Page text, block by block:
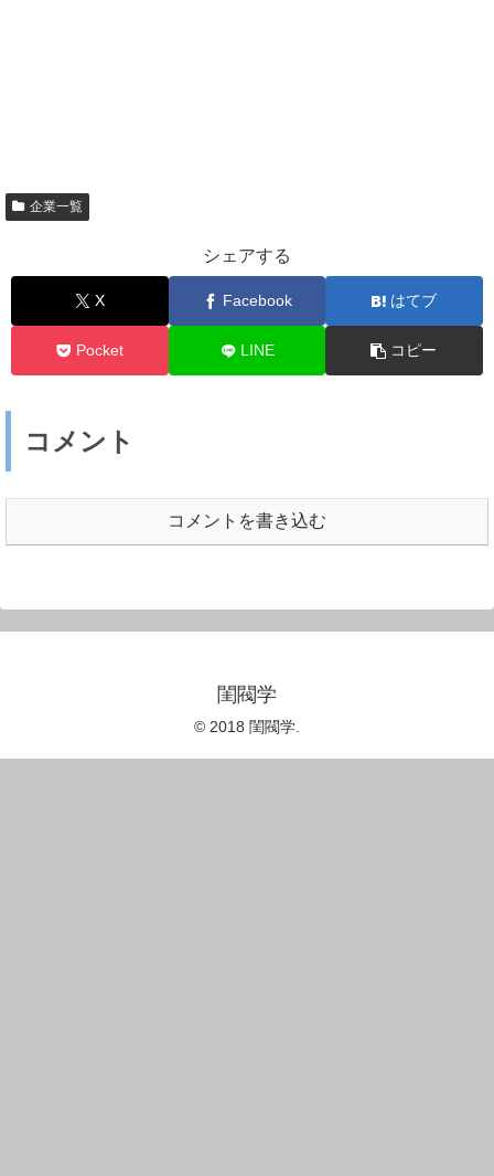
企業一覧
シェアする
X Facebook はてブ
Pocket LINE コピー
コメント
コメントを書き込む
閨閥学
© 2018 閨閥学.